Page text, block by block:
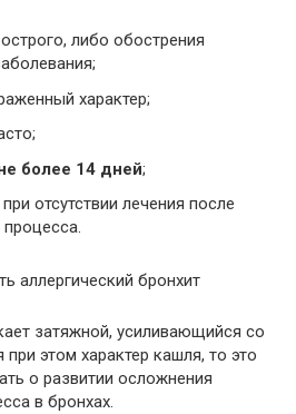
либо обострения
характер;
более 14 дней;
отсутствии лечения после
процесса.
аллергический бронхит
затяжной, усиливающийся со
этом характер кашля, то это
о развитии осложнения
в бронхах.